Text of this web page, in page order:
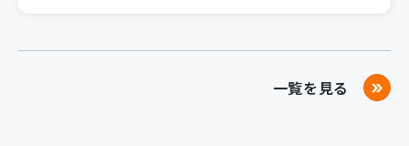
一覧を見る